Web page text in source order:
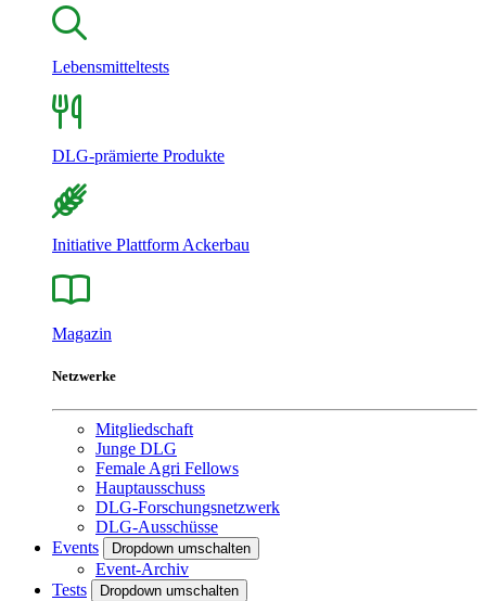
Lebensmitteltests
DLG-prämierte Produkte
Initiative Plattform Ackerbau
Magazin
Netzwerke
Mitgliedschaft
Junge DLG
Female Agri Fellows
Hauptausschuss
DLG-Forschungsnetzwerk
DLG-Ausschüsse
Events
Dropdown umschalten
Event-Archiv
Tests
Dropdown umschalten